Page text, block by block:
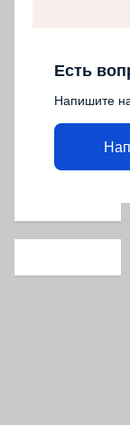
Есть
Напишите